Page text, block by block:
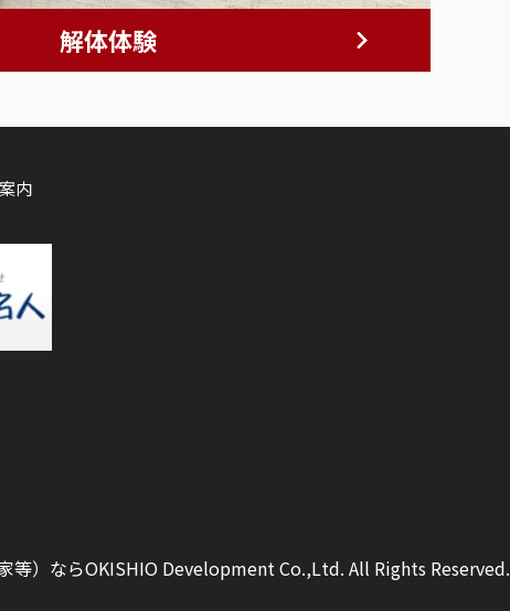
解体体験
内
等）ならOKISHIO Development Co.,Ltd. All Rights Reserved.